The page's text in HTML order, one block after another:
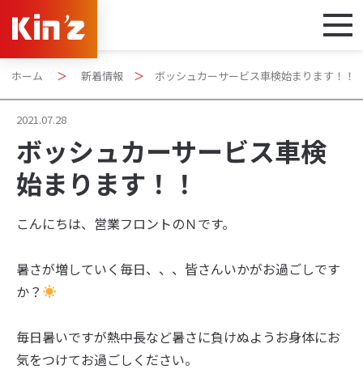
ホーム ＞ 新着情報 ＞ ボッシュカーサービス車検始まります！！
2021.07.28
ボッシュカーサービス車検
始まります！！
こんにちは、営業フロントのＮです。
暑さが増していく毎日、、、皆さんいかがお過ごしです
か？
毎日暑いですが熱中長など暑さに負けぬようお身体にお
気をつけてお過ごしください。